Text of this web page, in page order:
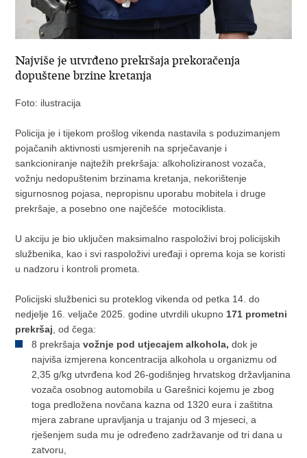
Najviše je utvrđeno prekršaja prekoračenja
dopuštene brzine kretanja
Foto: ilustracija
Policija je i tijekom prošlog vikenda nastavila s poduzimanjem
pojačanih aktivnosti usmjerenih na sprječavanje i
sankcioniranje najtežih prekršaja: alkoholiziranost vozača,
vožnju nedopuštenim brzinama kretanja, nekorištenje
sigurnosnog pojasa, nepropisnu uporabu mobitela i druge
prekršaje, a posebno one najčešće motociklista.
U akciju je bio uključen maksimalno raspoloživi broj policijskih
službenika, kao i svi raspoloživi uređaji i oprema koja se koristi
u nadzoru i kontroli prometa.
Policijski službenici su proteklog vikenda od petka 14. do
nedjelje 16. veljače 2025. godine utvrdili ukupno 171 prometni
prekršaj , od čega:
8 prekršajavožnje pod utjecajem alkohola,dok je
najviša izmjerena koncentracija alkohola u organizmu od
2,35 g/kg utvrđena kod 26-godišnjeg hrvatskog državljanina
vozača osobnog automobila u Garešnici kojemu je zbog
toga predložena novčana kazna od 1320 eura i zaštitna
mjera zabrane upravljanja u trajanju od 3 mjeseci, a
rješenjem suda mu je određeno zadržavanje od tri dana u
zatvoru,